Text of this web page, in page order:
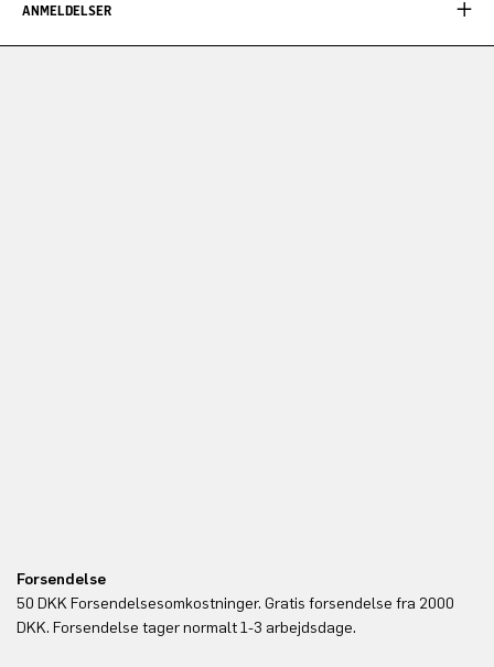
ANMELDELSER
Forsendelse
50 DKK Forsendelsesomkostninger. Gratis forsendelse fra 2000
DKK. Forsendelse tager normalt 1-3 arbejdsdage.